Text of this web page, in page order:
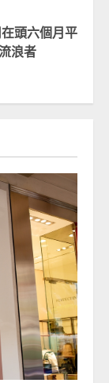
頭六個月平
浪者